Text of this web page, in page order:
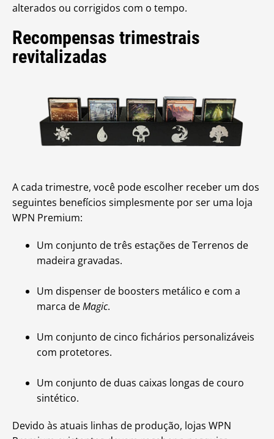
alterados ou corrigidos com o tempo.
Recompensas trimestrais
revitalizadas
A cada trimestre, você pode escolher receber um dos
seguintes benefícios simplesmente por ser uma loja
WPN Premium:
Um conjunto de três estações de Terrenos de
madeira gravadas.
Um dispenser de boosters metálico e com a
marca deMagic.
Um conjunto de cinco fichários personalizáveis
com protetores.
Um conjunto de duas caixas longas de couro
sintético.
Devido às atuais linhas de produção, lojas WPN